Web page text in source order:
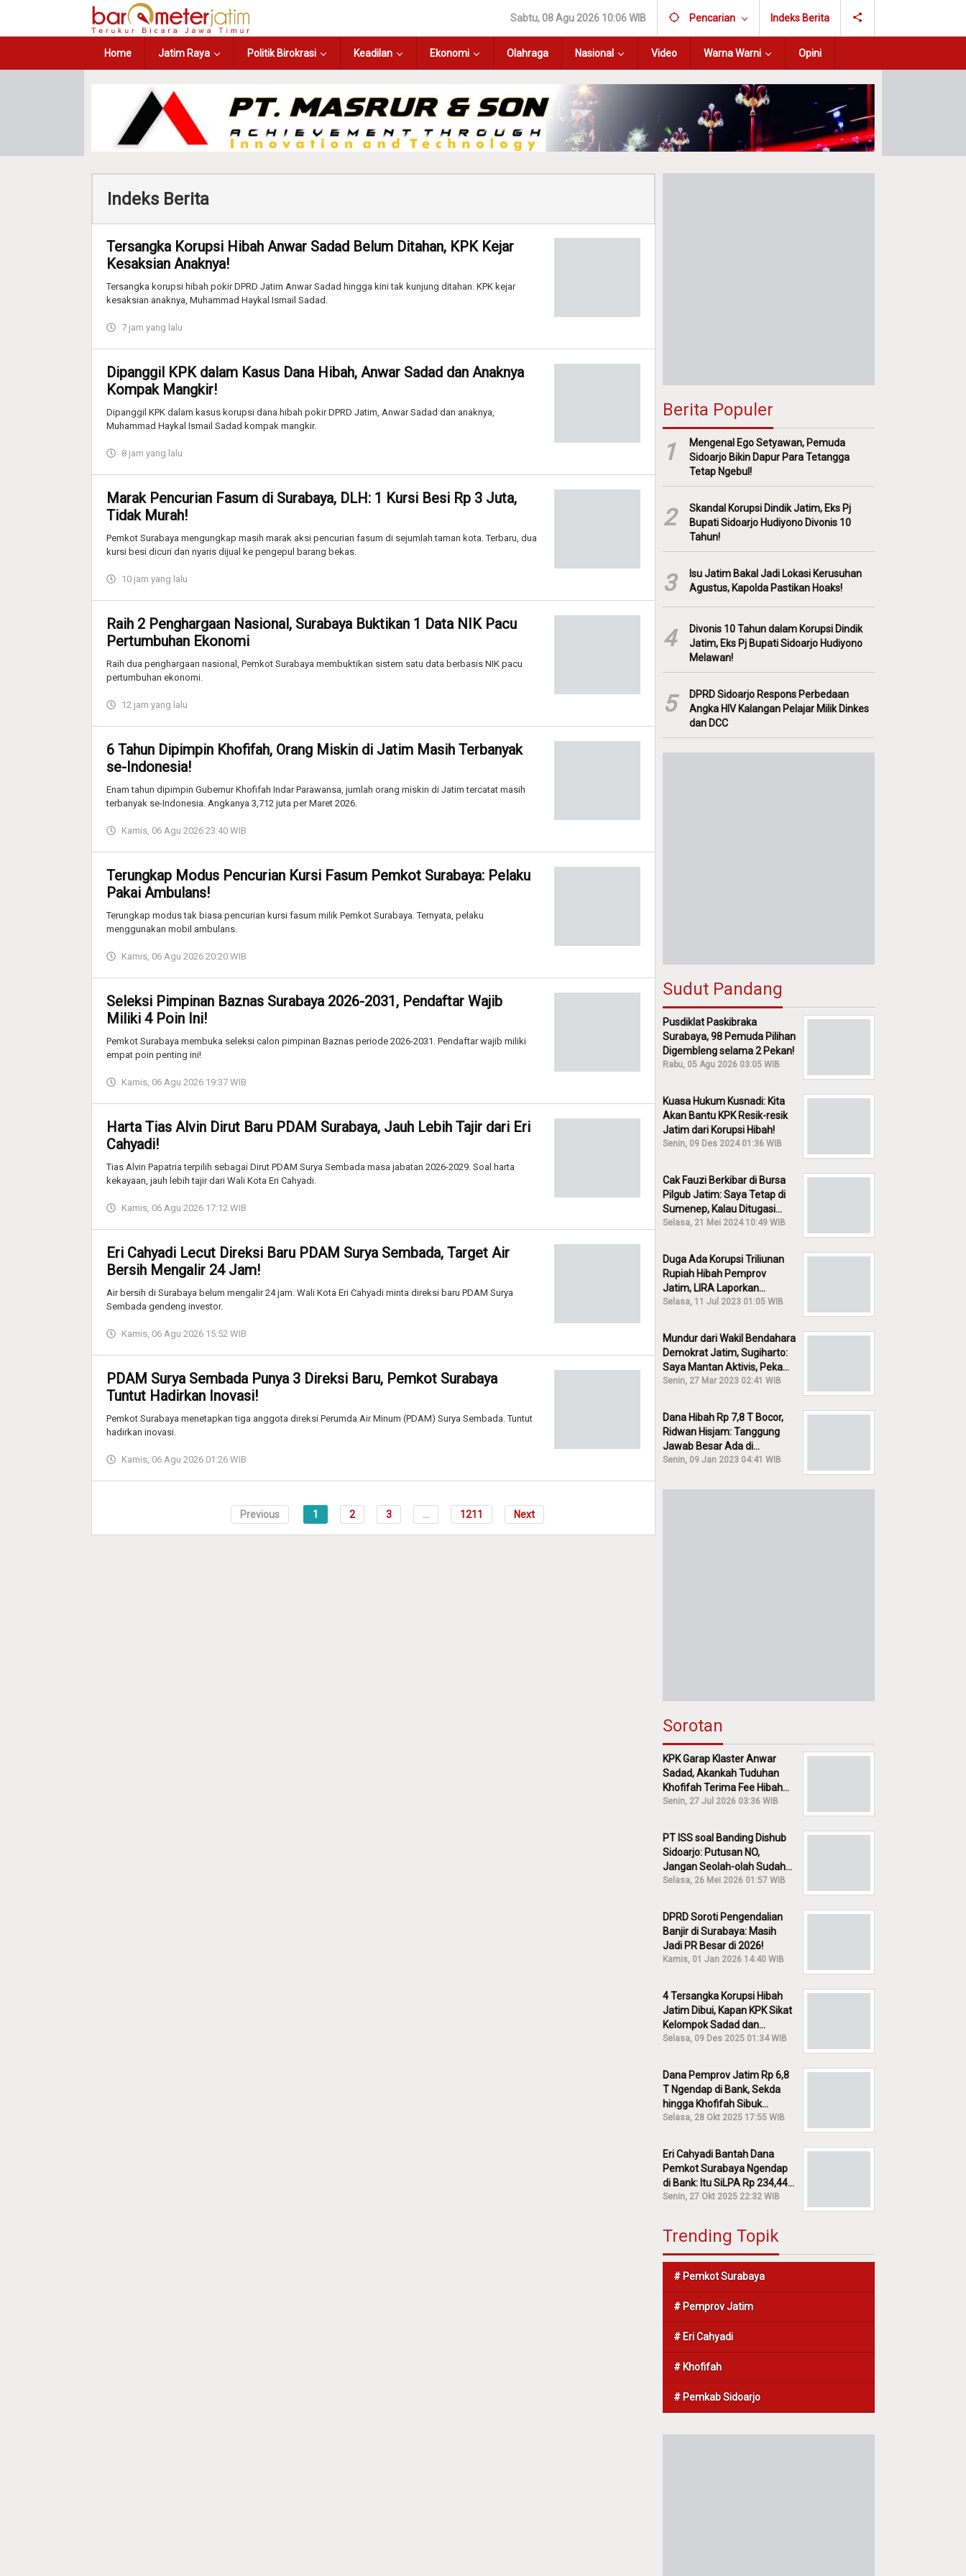
Sabtu, 08 Agu 2026 10:06 WIB Pencarian Indeks Berita
Home Jatim Raya Politik Birokrasi Keadilan Ekonomi Olahraga Nasional Video Warna Warni Opini
Indeks Berita
Tersangka Korupsi Hibah Anwar Sadad Belum Ditahan, KPK Kejar
Kesaksian Anaknya!
Tersangka korupsi hibah pokir DPRD Jatim Anwar Sadad hingga kini tak kunjung ditahan. KPK kejar
kesaksian anaknya, Muhammad Haykal Ismail Sadad.
7 jam yang lalu
Dipanggil KPK dalam Kasus Dana Hibah, Anwar Sadad dan Anaknya
Kompak Mangkir!
Dipanggil KPK dalam kasus korupsi dana hibah pokir DPRD Jatim, Anwar Sadad dan anaknya,
Muhammad Haykal Ismail Sadad kompak mangkir.
8 jam yang lalu
Marak Pencurian Fasum di Surabaya, DLH: 1 Kursi Besi Rp 3 Juta,
Tidak Murah!
Pemkot Surabaya mengungkap masih marak aksi pencurian fasum di sejumlah taman kota. Terbaru, dua
kursi besi dicuri dan nyaris dijual ke pengepul barang bekas.
10 jam yang lalu
Raih 2 Penghargaan Nasional, Surabaya Buktikan 1 Data NIK Pacu
Pertumbuhan Ekonomi
Raih dua penghargaan nasional, Pemkot Surabaya membuktikan sistem satu data berbasis NIK pacu
pertumbuhan ekonomi.
12 jam yang lalu
6 Tahun Dipimpin Khofifah, Orang Miskin di Jatim Masih Terbanyak
se-Indonesia!
Enam tahun dipimpin Gubernur Khofifah Indar Parawansa, jumlah orang miskin di Jatim tercatat masih
terbanyak se-Indonesia. Angkanya 3,712 juta per Maret 2026.
Kamis, 06 Agu 2026 23:40 WIB
Terungkap Modus Pencurian Kursi Fasum Pemkot Surabaya: Pelaku
Pakai Ambulans!
Terungkap modus tak biasa pencurian kursi fasum milik Pemkot Surabaya. Ternyata, pelaku
menggunakan mobil ambulans.
Kamis, 06 Agu 2026 20:20 WIB
Seleksi Pimpinan Baznas Surabaya 2026-2031, Pendaftar Wajib
Miliki 4 Poin Ini!
Pemkot Surabaya membuka seleksi calon pimpinan Baznas periode 2026-2031. Pendaftar wajib miliki
empat poin penting ini!
Kamis, 06 Agu 2026 19:37 WIB
Harta Tias Alvin Dirut Baru PDAM Surabaya, Jauh Lebih Tajir dari Eri
Cahyadi!
Tias Alvin Papatria terpilih sebagai Dirut PDAM Surya Sembada masa jabatan 2026-2029. Soal harta
kekayaan, jauh lebih tajir dari Wali Kota Eri Cahyadi.
Kamis, 06 Agu 2026 17:12 WIB
Eri Cahyadi Lecut Direksi Baru PDAM Surya Sembada, Target Air
Bersih Mengalir 24 Jam!
Air bersih di Surabaya belum mengalir 24 jam. Wali Kota Eri Cahyadi minta direksi baru PDAM Surya
Sembada gendeng investor.
Kamis, 06 Agu 2026 15:52 WIB
PDAM Surya Sembada Punya 3 Direksi Baru, Pemkot Surabaya
Tuntut Hadirkan Inovasi!
Pemkot Surabaya menetapkan tiga anggota direksi Perumda Air Minum (PDAM) Surya Sembada. Tuntut
hadirkan inovasi.
Kamis, 06 Agu 2026 01:26 WIB
Previous 1 2 3 ... 1211 Next
Berita Populer
1
Mengenal Ego Setyawan, Pemuda
Sidoarjo Bikin Dapur Para Tetangga
Tetap Ngebul!
2
Skandal Korupsi Dindik Jatim, Eks Pj
Bupati Sidoarjo Hudiyono Divonis 10
Tahun!
3
Isu Jatim Bakal Jadi Lokasi Kerusuhan
Agustus, Kapolda Pastikan Hoaks!
4
Divonis 10 Tahun dalam Korupsi Dindik
Jatim, Eks Pj Bupati Sidoarjo Hudiyono
Melawan!
5
DPRD Sidoarjo Respons Perbedaan
Angka HIV Kalangan Pelajar Milik Dinkes
dan DCC
Sudut Pandang
Pusdiklat Paskibraka
Surabaya, 98 Pemuda Pilihan
Digembleng selama 2 Pekan!
Rabu, 05 Agu 2026 03:05 WIB
Kuasa Hukum Kusnadi: Kita
Akan Bantu KPK Resik-resik
Jatim dari Korupsi Hibah!
Senin, 09 Des 2024 01:36 WIB
Cak Fauzi Berkibar di Bursa
Pilgub Jatim: Saya Tetap di
Sumenep, Kalau Ditugasi
Partai Lain Cerita!
Selasa, 21 Mei 2024 10:49 WIB
Duga Ada Korupsi Triliunan
Rupiah Hibah Pemprov
Jatim, LIRA Laporkan
Khofifah ke KPK: Dia Harus
Selasa, 11 Jul 2023 01:05 WIB
Mundur dari Wakil Bendahara
Demokrat Jatim, Sugiharto:
Saya Mantan Aktivis, Peka
Sekali Kalau Ada yang
Senin, 27 Mar 2023 02:41 WIB
Dana Hibah Rp 7,8 T Bocor,
Ridwan Hisjam: Tanggung
Jawab Besar Ada di
Pemprov, Bukan DPRD Jatim!
Senin, 09 Jan 2023 04:41 WIB
Sorotan
KPK Garap Klaster Anwar
Sadad, Akankah Tuduhan
Khofifah Terima Fee Hibah
30% Diusut?
Senin, 27 Jul 2026 03:36 WIB
PT ISS soal Banding Dishub
Sidoarjo: Putusan NO,
Jangan Seolah-olah Sudah
Menang!
Selasa, 26 Mei 2026 01:57 WIB
DPRD Soroti Pengendalian
Banjir di Surabaya: Masih
Jadi PR Besar di 2026!
Kamis, 01 Jan 2026 14:40 WIB
4 Tersangka Korupsi Hibah
Jatim Dibui, Kapan KPK Sikat
Kelompok Sadad dan
Iskandar?
Selasa, 09 Des 2025 01:34 WIB
Dana Pemprov Jatim Rp 6,8
T Ngendap di Bank, Sekda
hingga Khofifah Sibuk
Membantah!
Selasa, 28 Okt 2025 17:55 WIB
Eri Cahyadi Bantah Dana
Pemkot Surabaya Ngendap
di Bank: Itu SiLPA Rp 234,44
M!
Senin, 27 Okt 2025 22:32 WIB
Trending Topik
# Pemkot Surabaya
# Pemprov Jatim
# Eri Cahyadi
# Khofifah
# Pemkab Sidoarjo